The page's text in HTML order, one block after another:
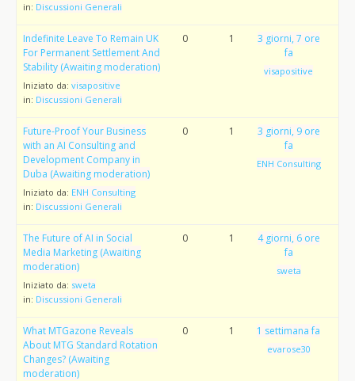
in: Discussioni Generali
Indefinite Leave To Remain UK
For Permanent Settlement And
Stability (Awaiting moderation)
Iniziato da: visapositive
in: Discussioni Generali
0 1
3 giorni, 7 ore
fa
visapositive
Future-Proof Your Business
with an AI Consulting and
Development Company in
Duba (Awaiting moderation)
Iniziato da: ENH Consulting
in: Discussioni Generali
0 1
3 giorni, 9 ore
fa
ENH Consulting
The Future of AI in Social
Media Marketing (Awaiting
moderation)
Iniziato da: sweta
in: Discussioni Generali
0 1
4 giorni, 6 ore
fa
sweta
What MTGazone Reveals
About MTG Standard Rotation
Changes? (Awaiting
moderation)
0 1 1 settimana fa
evarose30